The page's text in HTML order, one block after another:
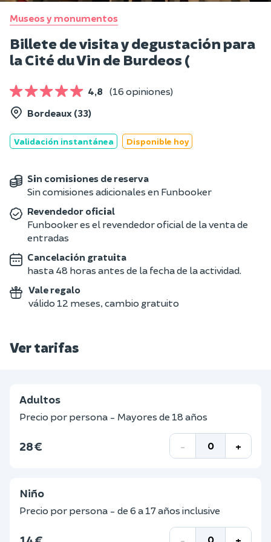
Museos y monumentos
Billete de visita y degustación para
la Cité du Vin de Burdeos (
4,8
(16 opiniones)
Bordeaux (33)
Validación instantánea Disponible hoy
Sin comisiones de reserva
Sin comisiones adicionales en Funbooker
Revendedor oficial
Funbooker es el revendedor oficial de la venta de
entradas
Cancelación gratuita
hasta 48 horas antes de la fecha de la actividad.
Vale regalo
válido 12 meses, cambio gratuito
Ver tarifas
Adultos
Precio por persona - Mayores de 18 años
28 € - +
Niño
Precio por persona - de 6 a 17 años inclusive
- +